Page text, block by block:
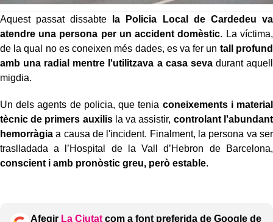
Aquest passat dissabte la Policia Local de Cardedeu va
atendre una persona per un accident domèstic. La víctima,
de la qual no es coneixen més dades, es va fer un tall profund
amb una radial mentre l'utilitzava a casa sevadurant aquell
migdia.
Un dels agents de policia, que tenia coneixements i material
tècnic de primers auxilisla va assistir, controlant l'abundant
hemorràgia a causa de l'incident. Finalment, la persona va ser
traslladada a l’Hospital de la Vall d’Hebron de Barcelona,
conscient i amb pronòstic greu, però estable.
Afegir La Ciutat com a font preferida de Google de